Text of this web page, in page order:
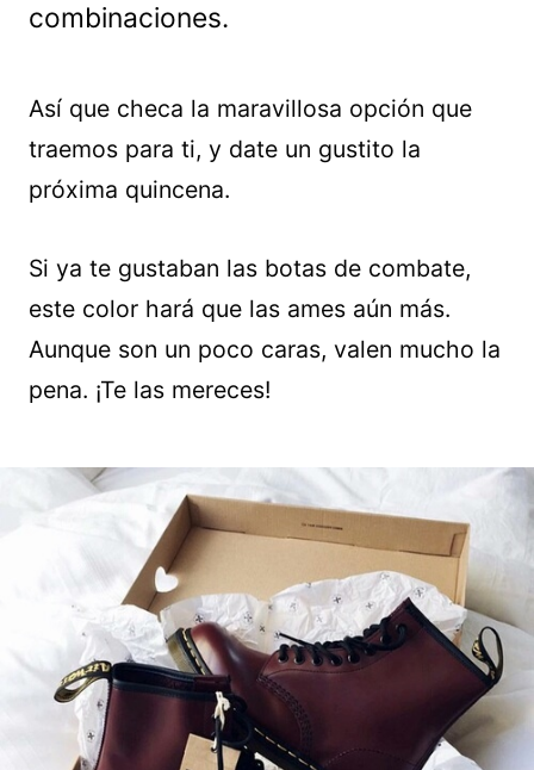
combinaciones.
Así que checa la maravillosa opción que
traemos para ti, y date un gustito la
próxima quincena.
Si ya te gustaban las botas de combate,
este color hará que las ames aún más.
Aunque son un poco caras, valen mucho la
pena. ¡Te las mereces!